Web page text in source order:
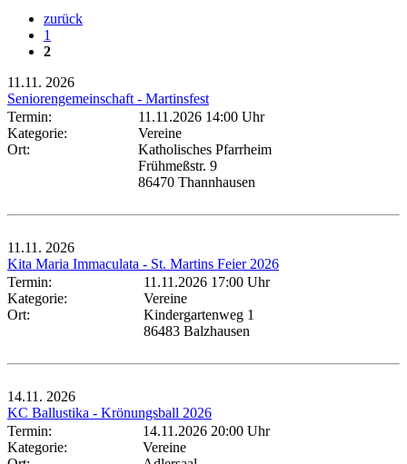
zurück
1
2
11.11. 2026
Seniorengemeinschaft - Martinsfest
Termin:
11.11.2026 14:00 Uhr
Kategorie:
Vereine
Ort:
Katholisches Pfarrheim
Frühmeßstr. 9
86470 Thannhausen
11.11. 2026
Kita Maria Immaculata - St. Martins Feier 2026
Termin:
11.11.2026 17:00 Uhr
Kategorie:
Vereine
Ort:
Kindergartenweg 1
86483 Balzhausen
14.11. 2026
KC Ballustika - Krönungsball 2026
Termin:
14.11.2026 20:00 Uhr
Kategorie:
Vereine